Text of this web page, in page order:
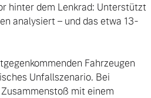
hinter dem Lenkrad: Unterstützt
analysiert – und das etwa 13-
Unfallszenario. Bei
mit einem